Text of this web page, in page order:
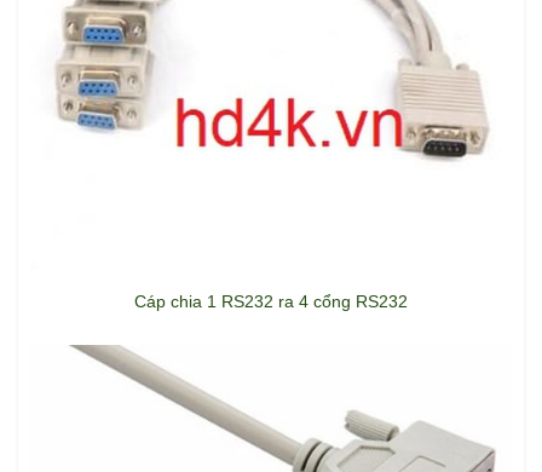
Cáp chia 1 RS232 ra 4 cổng RS232